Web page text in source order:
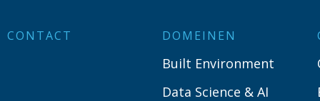
CONTACT DOMEINEN
Built Environment
Data Science & AI